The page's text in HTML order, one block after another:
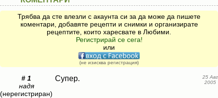
Трябва да сте влезли с акаунта си за да може да пишете
коментари, добавяте рецепти и снимки и организирате
рецептите, които харесвате в Любими.
Регистрирай се сега!
или
(не изисква регистрация)
# 1
надя
(нерегистриран)
Супер.
25 Авг
2005